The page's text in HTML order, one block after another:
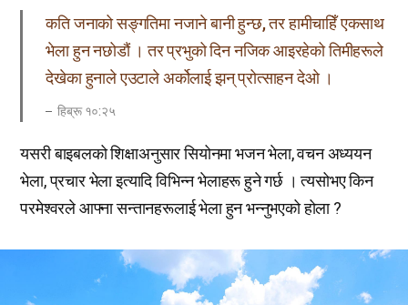
कति जनाको सङ्गतिमा नजाने बानी हुन्छ, तर हामीचाहिँ एकसाथ
भेला हुन नछोडौं । तर प्रभुको दिन नजिक आइरहेको तिमीहरूले
देखेका हुनाले एउटाले अर्कोलाई झन् प्रोत्साहन देओ ।
हिब्रू १०ː२५
यसरी बाइबलको शिक्षाअनुसार सियोनमा भजन भेला, वचन अध्ययन
भेला, प्रचार भेला इत्यादि विभिन्न भेलाहरू हुने गर्छ । त्यसोभए किन
परमेश्वरले आफ्ना सन्तानहरूलाई भेला हुन भन्नुभएको होला ?